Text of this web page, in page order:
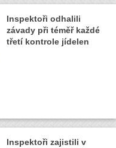
Inspektoři odhalili
závady při téměř každé
třetí kontrole jídelen
Inspektoři zajistili v